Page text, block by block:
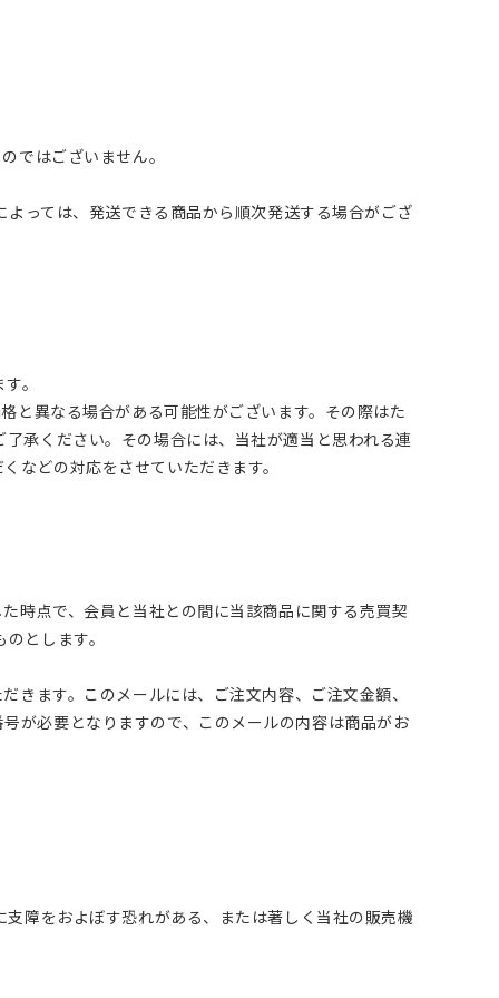
ではございません。
っては、発送できる商品から順次発送する場合がござ
。
と異なる場合がある可能性がございます。その際はた
承ください。その場合には、当社が適当と思われる連
などの対応をさせていただきます。
時点で、会員と当社との間に当該商品に関する売買契
とします。
きます。このメールには、ご注文内容、ご注文金額、
が必要となりますので、このメールの内容は商品がお
障をおよぼす恐れがある、または著しく当社の販売機